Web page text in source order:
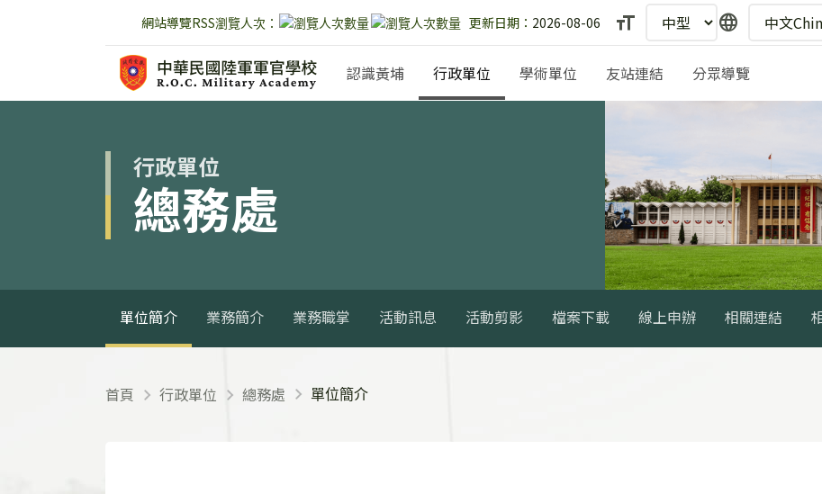
網站導覽RSS瀏覽人次： 更新日期： 2026-08-06 text_fields language
::: 認識黃埔 行政單位 學術單位 友站連結 分眾導覽
行政單位
總務處
單位簡介 業務簡介 業務職掌 活動訊息 活動剪影 檔案下載 線上申辦 相關連結
首頁 行政單位 總務處 單位簡介